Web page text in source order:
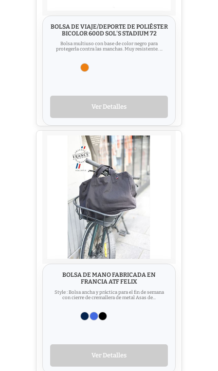
BOLSA DE VIAJE/DEPORTE DE POLIÉSTER
BICOLOR 600D SOL'S STADIUM 72
Bolsa multiuso con base de color negro para
protegerla contra las manchas. Muy resistente. ...
Ver Detalles
BOLSA DE MANO FABRICADA EN
FRANCIA ATF FELIX
Style : Bolsa ancha y práctica para el fin de semana
con cierre de cremallera de metal Asas de...
Ver Detalles